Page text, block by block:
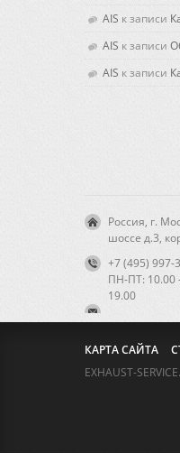
AIS к записи
AIS к записи
AIS к записи
Россия, г.
шоссе д.3,
+7 (495)
ПН-ПТ: 10.00
19.00
КАРТА САЙТА
EXHAUST-